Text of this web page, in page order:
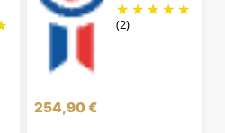
(2)
254,90€